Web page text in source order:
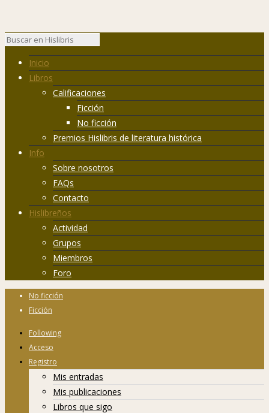
Inicio
Libros
Calificaciones
Ficción
No ficción
Premios Hislibris de literatura histórica
Info
Sobre nosotros
FAQs
Contacto
Hislibreños
Actividad
Grupos
Miembros
Foro
No ficción
Ficción
Following
Acceso
Registro
Mis entradas
Mis publicaciones
Libros que sigo